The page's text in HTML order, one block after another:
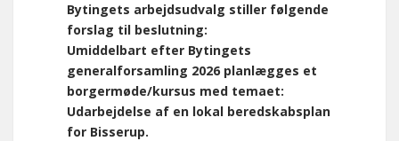
Bytingets arbejdsudvalg stiller følgende
forslag til beslutning:
Umiddelbart efter Bytingets
generalforsamling 2026 planlægges et
borgermøde/kursus med temaet:
Udarbejdelse af en lokal beredskabsplan
for Bisserup.